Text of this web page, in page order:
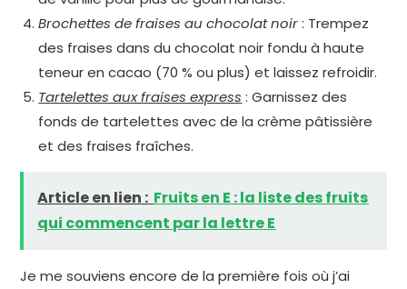
Brochettes de fraises au chocolat noir: Trempez
des fraises dans du chocolat noir fondu à haute
teneur en cacao (70 % ou plus) et laissez refroidir.
Tartelettes aux fraises express : Garnissez des
fonds de tartelettes avec de la crème pâtissière
et des fraises fraîches.
Article en lien : Fruits en E : la liste des fruits
qui commencent par la lettre E
Je me souviens encore de la première fois où j’ai